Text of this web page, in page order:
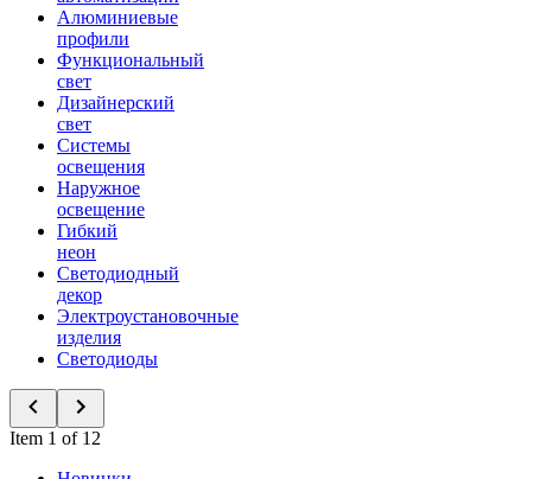
Алюминиевые
профили
Функциональный
свет
Дизайнерский
свет
Системы
освещения
Наружное
освещение
Гибкий
неон
Светодиодный
декор
Электроустановочные
изделия
Светодиоды
Item 1 of 12